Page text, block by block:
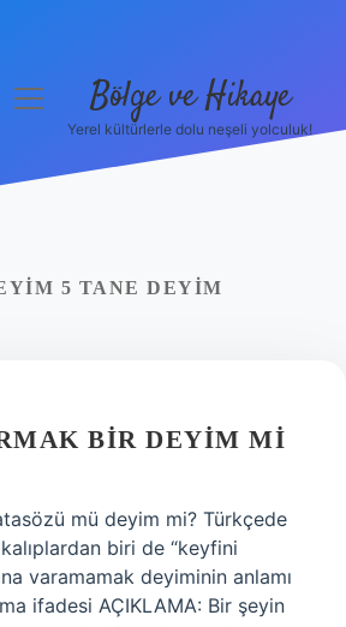
menüyü
Bölge ve Hikaye
Yerel kültürlerle dolu neşeli yolculuk!
5 TANE DEYIM
BIR DEYIM MI
mü deyim mi? Türkçede
biri de “keyfini
varamamak deyiminin anlamı
ifadesi AÇIKLAMA: Bir şeyin